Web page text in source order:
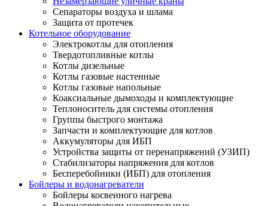
Сепараторы воздуха и шлама
Защита от протечек
Котельное оборудование
Электрокотлы для отопления
Твердотопливные котлы
Котлы дизельные
Котлы газовые настенные
Котлы газовые напольные
Коаксиальные дымоходы и комплектующие
Теплоноситель для системы отопления
Группы быстрого монтажа
Запчасти и комплектующие для котлов
Аккумуляторы для ИБП
Устройства защиты от перенапряжений (УЗИП)
Стабилизаторы напряжения для котлов
Бесперебойники (ИБП) для отопления
Бойлеры и водонагреватели
Бойлеры косвенного нагрева